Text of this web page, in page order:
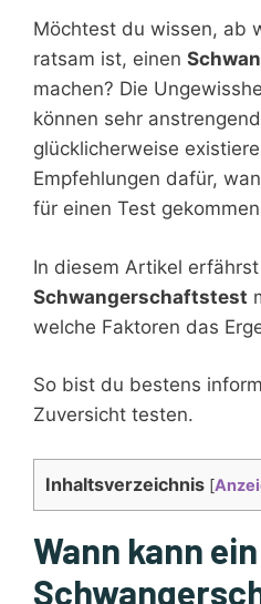
Möchtest du wissen, ab
ratsam ist, einen
machen? Die
können sehr
glücklicherweise
Empfehlungen dafür,
für einen Test
In diesem Artikel
Schwangerschaftstest
welche Faktoren das
So bist du bestens
Zuversicht testen.
Inhaltsverzeichnis [
Wann kann ein